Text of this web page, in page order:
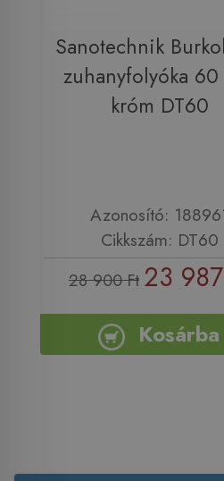
Sanotechnik
zuhanyfolyóka 60
króm DT60
Azonosító:
Cikkszám: DT60
28 900 Ft 23
Kosárba